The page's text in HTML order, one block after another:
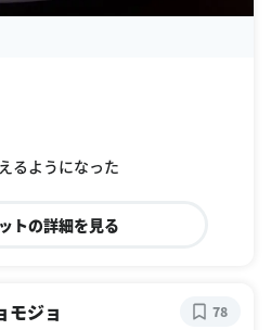
るようになった
トの詳細を見る
モジョ 78